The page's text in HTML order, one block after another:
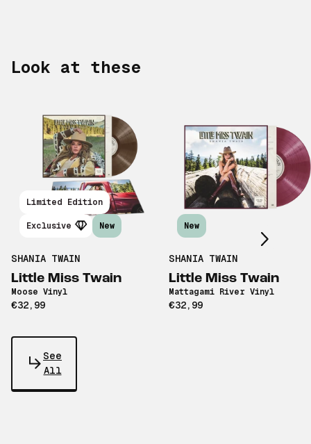
Look at these
Limited Edition
Exclusive New
SHANIA TWAIN
Little Miss Twain
Moose Vinyl
€32,99
New
SHANIA TWAIN
Little Miss Twain
Mattagami River Vinyl
€32,99
Scroll right
See
All